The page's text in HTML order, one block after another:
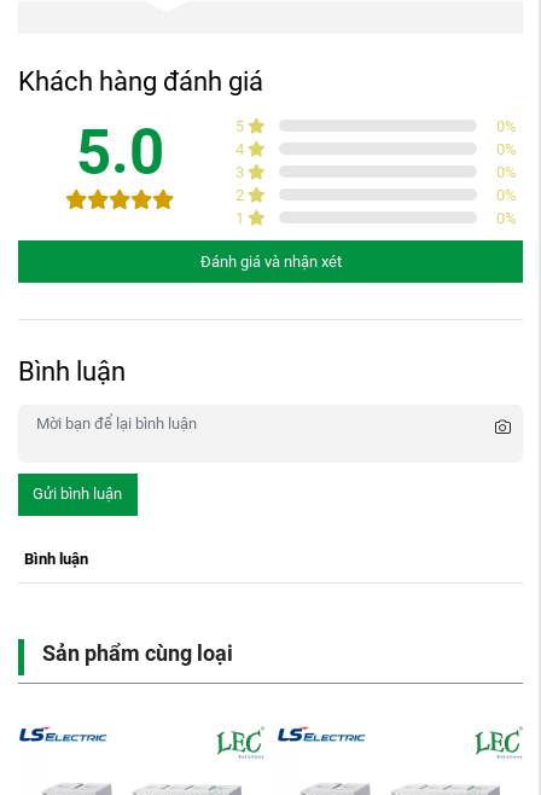
Khách hàng đánh giá
5.0 5 0%
4
0%
3
0%
2
0%
1
0%
Đánh giá và nhận xét
Bình luận
Gửi bình luận
Bình luận
Sản phẩm cùng loại